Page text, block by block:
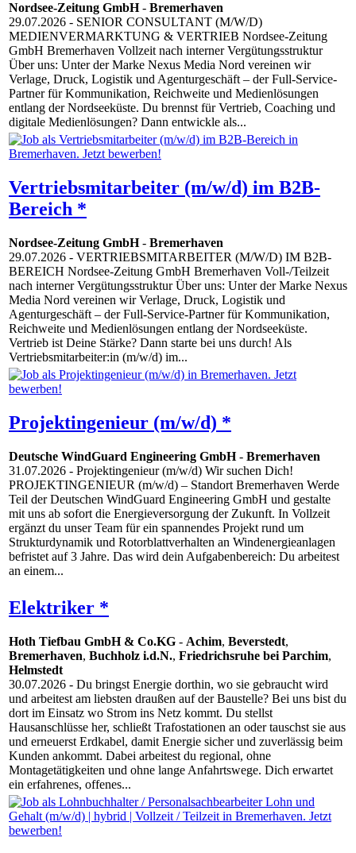
Nordsee-Zeitung GmbH- Bremerhaven
29.07.2026 - SENIOR CONSULTANT (M/W/D)
MEDIENVERMARKTUNG & VERTRIEB Nordsee-Zeitung
GmbH Bremerhaven Vollzeit nach interner Vergütungsstruktur
Über uns: Unter der Marke Nexus Media Nord vereinen wir
Verlage, Druck, Logistik und Agenturgeschäft – der Full-Service-
Partner für Kommunikation, Reichweite und Medienlösungen
entlang der Nordseeküste. Du brennst für Vertrieb, Coaching und
digitale Medienlösungen? Dann entwickle als...
Vertriebsmitarbeiter (m/w/d) im B2B-
Bereich *
Nordsee-Zeitung GmbH- Bremerhaven
29.07.2026 - VERTRIEBSMITARBEITER (M/W/D) IM B2B-
BEREICH Nordsee-Zeitung GmbH Bremerhaven Voll-/Teilzeit
nach interner Vergütungsstruktur Über uns: Unter der Marke Nexus
Media Nord vereinen wir Verlage, Druck, Logistik und
Agenturgeschäft – der Full-Service-Partner für Kommunikation,
Reichweite und Medienlösungen entlang der Nordseeküste.
Vertrieb ist Deine Stärke? Dann starte bei uns durch! Als
Vertriebsmitarbeiter:in (m/w/d) im...
Projektingenieur (m/w/d) *
Deutsche WindGuard Engineering GmbH- Bremerhaven
31.07.2026 - Projektingenieur (m/w/d) Wir suchen Dich!
PROJEKTINGENIEUR (m/w/d) – Standort Bremerhaven Werde
Teil der Deutschen WindGuard Engineering GmbH und gestalte
mit uns ab sofort die Energieversorgung der Zukunft. In Vollzeit
ergänzt du unser Team für ein spannendes Projekt rund um
Strukturdynamik und Rotorblattverhalten an Windenergieanlagen
befristet auf 3 Jahre. Das wird dein Aufgabenbereich: Du arbeitest
an einem...
Elektriker *
Hoth Tiefbau GmbH & Co.KG - Achim, Beverstedt,
Bremerhaven, Buchholz i.d.N., Friedrichsruhe bei Parchim,
Helmstedt
30.07.2026 - Du bringst Energie dorthin, wo sie gebraucht wird
und arbeitest am liebsten draußen auf der Baustelle? Bei uns bist du
dort im Einsatz wo Strom ins Netz kommt. Du stellst
Hausanschlüsse her, schließt Trafostationen an oder tauschst sie aus
und erneuerst Erdkabel, damit Energie sicher und zuverlässig beim
Kunden ankommt. Dabei arbeitest du regional, ohne
Montagetätigkeiten und ohne lange Anfahrtswege. Dich erwartet
ein erfahrenes, offenes...